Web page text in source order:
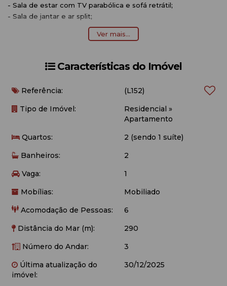
- Sala de estar com TV parabólica e sofá retrátil;
- Sala de jantar e ar split;
- Cozinha completa com utensílios, fogão cooktop, geladeira
duplex, forno elétrico e microondas;
- Sacada com churrasqueira e balcão com duas banquetas,
OBSERVAÇÕES:
- 01 vaga de garagem (carro médio/grande);
- Não é permitido animais de estimação;
- Voltagem 220;
utensílios de praia (cadeiras e guarda-sol);
- Internet Wi-fi (Disponibilizamos como cortesia, não nos
responsabilizamos por queda ou falta de sinal).
Ver mais...
Características do Imóvel
Referência:
(L152)
Tipo de Imóvel:
Residencial »
Apartamento
Quartos:
2 (sendo 1 suíte)
Banheiros:
2
Vaga:
1
Mobílias:
Mobiliado
Acomodação de Pessoas:
6
Distância do Mar (m):
290
Número do Andar:
3
Última atualização do
imóvel:
30/12/2025